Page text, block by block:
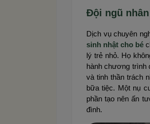
Đội ngũ
Dịch vụ chuyên
sinh nhật cho bé
lý trẻ nhỏ. Họ
hành chương trình
và tinh thần trách
bữa tiệc. Một nụ
phần tạo nên ấn
đình.